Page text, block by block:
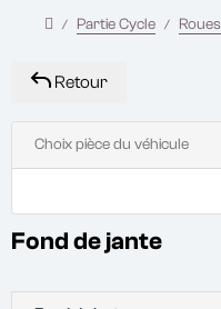
Partie Cycle Roues
Retour
Choix pièce du véhicule
Fond de jante